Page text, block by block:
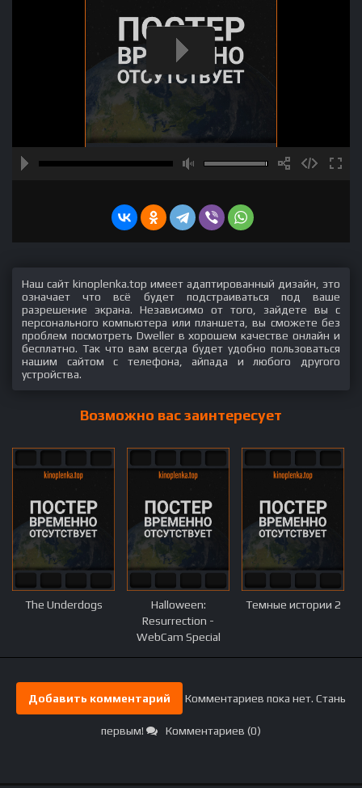
Наш сайт kinoplenka.top имеет адаптированный дизайн, это
означает что всё будет подстраиваться под ваше
разрешение экрана. Независимо от того, зайдете вы с
персонального компьютера или планшета, вы сможете без
проблем посмотреть Dweller в хорошем качестве онлайн и
бесплатно. Так что вам всегда будет удобно пользоваться
нашим сайтом с телефона, айпада и любого другого
устройства.
Возможно вас заинтересует
The Underdogs
Halloween:
Resurrection -
WebCam Special
Темные истории 2
Добавить комментарий Комментариев пока нет. Стань
первым! Комментариев (0)